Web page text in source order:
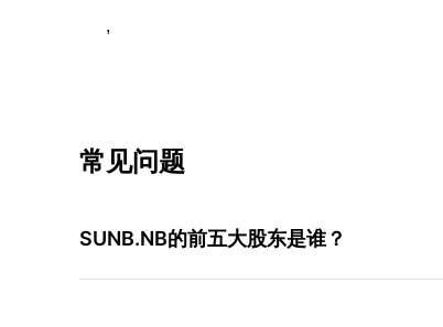
,
常见问题
SUNB.NB的前五大股东是谁？